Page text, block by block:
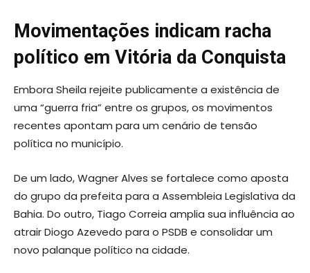
Movimentações indicam racha
político em Vitória da Conquista
Embora Sheila rejeite publicamente a existência de
uma “guerra fria” entre os grupos, os movimentos
recentes apontam para um cenário de tensão
política no município.
De um lado, Wagner Alves se fortalece como aposta
do grupo da prefeita para a Assembleia Legislativa da
Bahia. Do outro, Tiago Correia amplia sua influência ao
atrair Diogo Azevedo para o PSDB e consolidar um
novo palanque político na cidade.